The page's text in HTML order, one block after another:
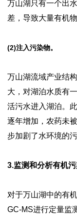
万山湖只有一个出
差，导致大量有机
(2)注入污染物。
万山湖流域产业结
大，对湖泊水质有
活污水进入湖泊。
逐年增加，农药未
步加剧了水环境的污
3.监测和分析有机污
对于万山湖中的有
GC-MS进行定量监